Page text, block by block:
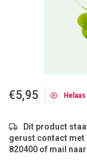
€5,95
Dit product
gerust contact met
820400 of mail naar